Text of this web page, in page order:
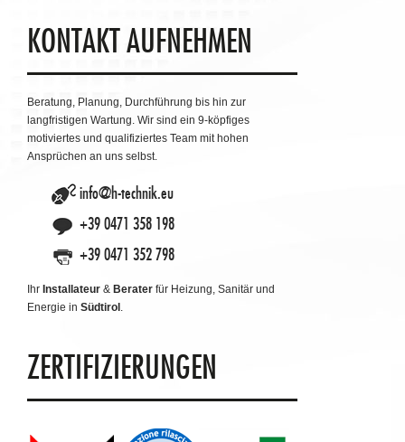
KONTAKT AUFNEHMEN
Beratung, Planung, Durchführung bis hin zur
langfristigen Wartung. Wir sind ein 9-köpfiges
motiviertes und qualifiziertes Team mit hohen
Ansprüchen an uns selbst.
info@h-technik.eu
+39 0471 358 198
+39 0471 352 798
Ihr Installateur & Berater für Heizung, Sanitär und
Energie in Südtirol .
ZERTIFIZIERUNGEN